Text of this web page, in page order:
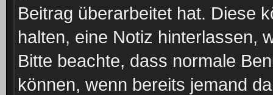
Beitrag überarbeitet hat. Diese
halten, eine Notiz hinterlassen,
Bitte beachte, dass normale
können, wenn bereits jemand